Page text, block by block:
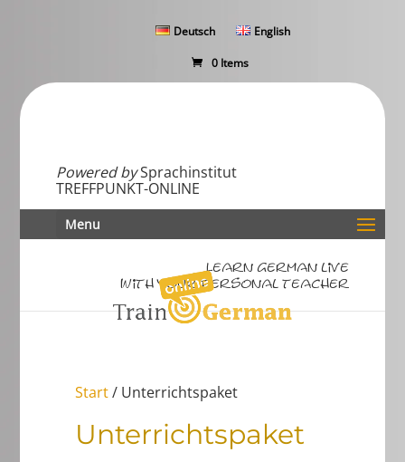
Deutsch English
0 Items
Powered bySprachinstitut
TREFFPUNKT-ONLINE
Learn German live
with your personal teacher
Menu
Start/ Unterrichtspaket
Unterrichtspaket